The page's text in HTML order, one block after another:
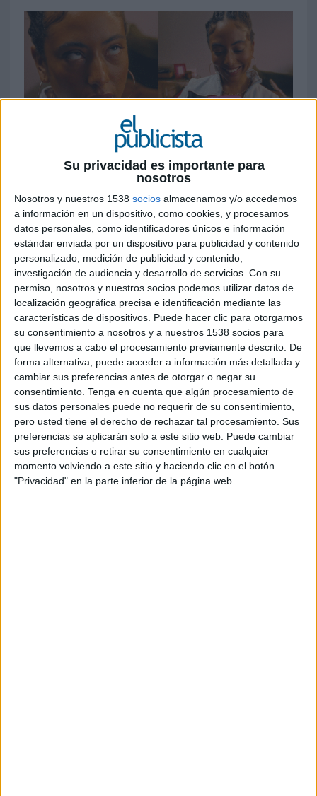
Su privacidad es importante para
nosotros
Nosotros y nuestros 1538 socios almacenamos y/o accedemos
a información en un dispositivo, como cookies, y procesamos
datos personales, como identificadores únicos e información
estándar enviada por un dispositivo para publicidad y contenido
personalizado, medición de publicidad y contenido,
investigación de audiencia y desarrollo de servicios. Con su
permiso, nosotros y nuestros socios podemos utilizar datos de
localización geográfica precisa e identificación mediante las
características de dispositivos. Puede hacer clic para otorgarnos
su consentimiento a nosotros y a nuestros 1538 socios para
que llevemos a cabo el procesamiento previamente descrito. De
forma alternativa, puede acceder a información más detallada y
cambiar sus preferencias antes de otorgar o negar su
consentimiento. Tenga en cuenta que algún procesamiento de
sus datos personales puede no requerir de su consentimiento,
pero usted tiene el derecho de rechazar tal procesamiento. Sus
preferencias se aplicarán solo a este sitio web. Puede cambiar
sus preferencias o retirar su consentimiento en cualquier
momento volviendo a este sitio y haciendo clic en el botón
"Privacidad" en la parte inferior de la página web.
2 DE JUNIO DE 2026
FICHA TÉCNICA
Anunciante: Tinder
Marca: Tinder
Sector: Apps de citas / Tecnología
Campaña: Say Goodbye to Hellos
Agencia: The Human Cannonball
Productora: Tonko
Piezas: 2 piezas audiovisuales
Título: Tinder lanza “Say Goodbye to Hellos”, su
nueva campaña de marca para impulsar
conversaciones más auténticas en Europa